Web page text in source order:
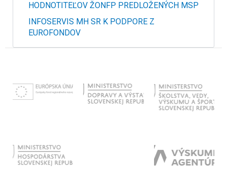
HODNOTITEĽOV ŽONFP PREDLOŽENÝCH MSP
INFOSERVIS MH SR K PODPORE Z
EUROFONDOV